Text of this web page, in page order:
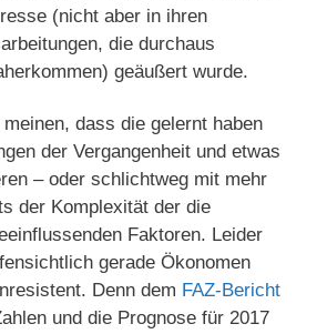
(nicht aber in ihren
die durchaus
geäußert wurde.
dass die gelernt haben
der Vergangenheit und etwas
– oder schlichtweg mit mehr
der Komplexität der die
Faktoren. Leider
gerade Ökonomen
Denn dem FAZ-Bericht
und die Prognose für 2017